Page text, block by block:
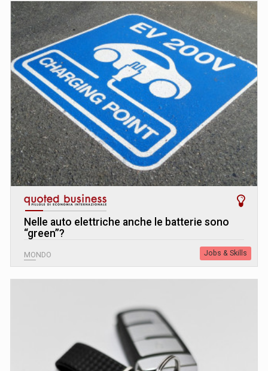
Nelle auto elettriche anche le batterie sono
“green”?
MONDO Jobs & Skills